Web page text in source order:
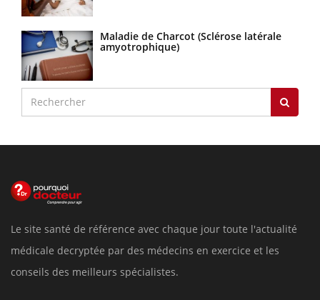
Maladie de Charcot (Sclérose latérale
amyotrophique)
Le site santé de référence avec chaque jour toute l'actualité
médicale decryptée par des médecins en exercice et les
conseils des meilleurs spécialistes.